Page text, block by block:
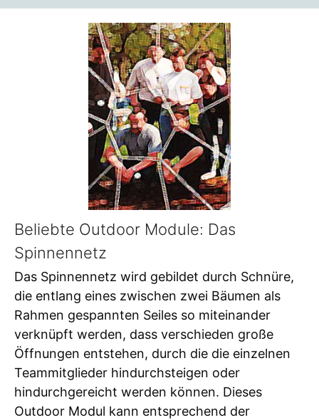
Beliebte Outdoor Module: Das
Spinnennetz
Das Spinnennetz wird gebildet durch Schnüre,
die entlang eines zwischen zwei Bäumen als
Rahmen gespannten Seiles so miteinander
verknüpft werden, dass verschieden große
Öffnungen entstehen, durch die die einzelnen
Teammitglieder hindurchsteigen oder
hindurchgereicht werden können. Dieses
Outdoor Modul kann entsprechend der